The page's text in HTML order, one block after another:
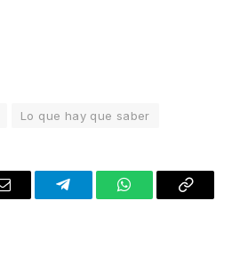
Lo que hay que saber
Email TelegramWhatsAppCopy